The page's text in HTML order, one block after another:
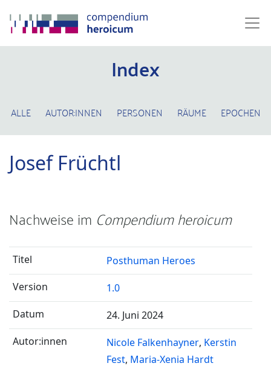
Index
ALLE AUTOR:INNEN PERSONEN RÄUME EPOCHEN
Josef Früchtl
Nachweise im Compendium heroicum
Posthuman Heroes
1.0
24. Juni 2024
Nicole Falkenhayner Kerstin
Fest Maria-Xenia Hardt